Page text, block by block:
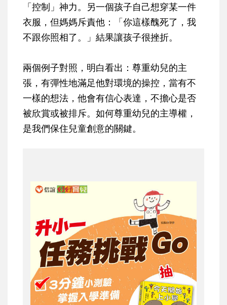
「控制」神力。另一個孩子自己想穿某一件
衣服，但媽媽斥責他：「你這樣醜死了，我
不跟你照相了。」結果讓孩子很挫折。
兩個例子對照，明白看出：尊重幼兒的主
張，有彈性地滿足他對環境的操控，當有不
一樣的想法，他會有信心表達，不擔心是否
被欣賞或被排斥。如何尊重幼兒的主導權，
是我們保住兒童創意的關鍵。